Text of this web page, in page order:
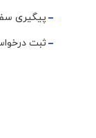
پیگیری
ثبت